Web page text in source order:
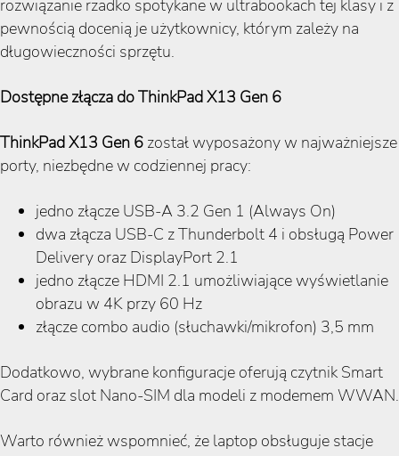
rozwiązanie rzadko spotykane w ultrabookach tej klasy i z
pewnością docenią je użytkownicy, którym zależy na
długowieczności sprzętu.
Dostępne złącza do ThinkPad X13 Gen 6
ThinkPad X13 Gen 6 został wyposażony w najważniejsze
porty, niezbędne w codziennej pracy:
jedno złącze USB-A 3.2 Gen 1 (Always On)
dwa złącza USB-C z Thunderbolt 4 i obsługą Power
Delivery oraz DisplayPort 2.1
jedno złącze HDMI 2.1 umożliwiające wyświetlanie
obrazu w 4K przy 60 Hz
złącze combo audio (słuchawki/mikrofon) 3,5 mm
Dodatkowo, wybrane konfiguracje oferują czytnik Smart
Card oraz slot Nano-SIM dla modeli z modemem WWAN.
Warto również wspomnieć, że laptop obsługuje stacje